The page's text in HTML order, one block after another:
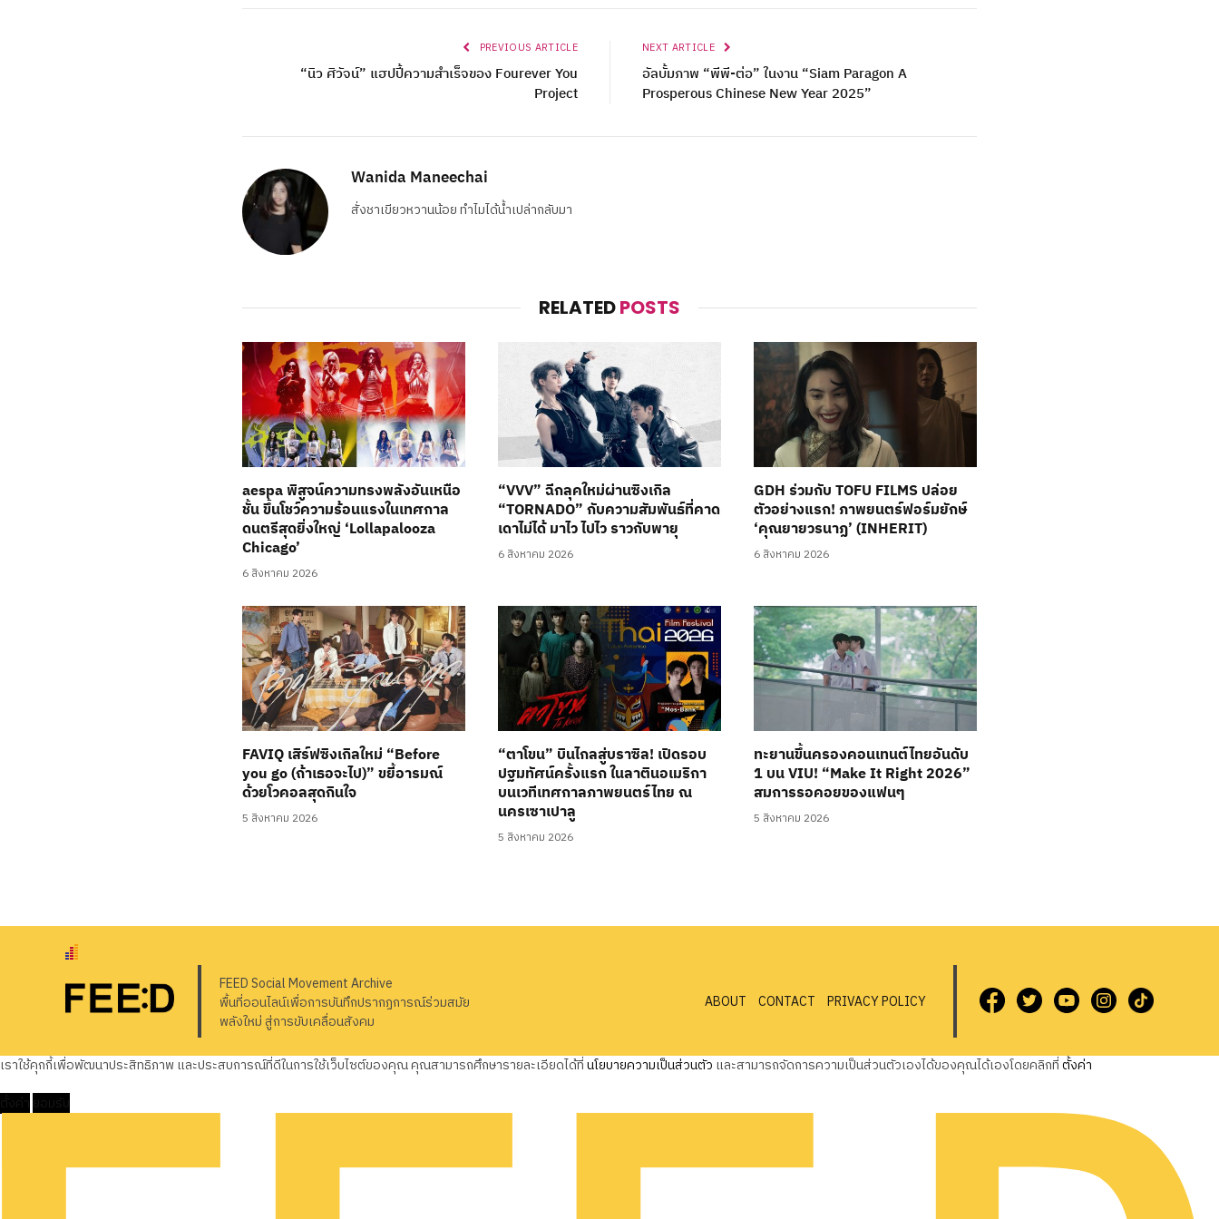
PREVIOUS ARTICLE
“นิว ศิวัจน์” แฮปปี้ความสำเร็จของ Fourever You
Project
NEXT ARTICLE
อัลบั้มภาพ “พีพี-ต่อ” ในงาน “Siam Paragon A
Prosperous Chinese New Year 2025”
Wanida Maneechai
สั่งชาเขียวหวานน้อย ทำไมได้น้ำเปล่ากลับมา
RELATEDPOSTS
aespa พิสูจน์ความทรงพลังอันเหนือ
ชั้น ขึ้นโชว์ความร้อนแรงในเทศกาล
ดนตรีสุดยิ่งใหญ่ ‘Lollapalooza
Chicago’
6 สิงหาคม 2026
“VVV” ฉีกลุคใหม่ผ่านซิงเกิล
“TORNADO” กับความสัมพันธ์ที่คาด
เดาไม่ได้ มาไว ไปไว ราวกับพายุ
6 สิงหาคม 2026
GDH ร่วมกับ TOFU FILMS ปล่อย
ตัวอย่างแรก! ภาพยนตร์ฟอร์มยักษ์
‘คุณยายวรนาฏ’ (INHERIT)
6 สิงหาคม 2026
FAVIQ เสิร์ฟซิงเกิลใหม่ “Before
you go (ถ้าเธอจะไป)” ขยี้อารมณ์
ด้วยโวคอลสุดกินใจ
5 สิงหาคม 2026
“ตาโขน” บินไกลสู่บราซิล! เปิดรอบ
ปฐมทัศน์ครั้งแรก ในลาตินอเมริกา
บนเวทีเทศกาลภาพยนตร์ไทย ณ
นครเซาเปาลู
5 สิงหาคม 2026
ทะยานขึ้นครองคอนเทนต์ไทยอันดับ
1 บน VIU! “Make It Right 2026”
สมการรอคอยของแฟนๆ
5 สิงหาคม 2026
FEED Social Movement Archive
พื้นที่ออนไลน์เพื่อการบันทึกปรากฏการณ์ร่วมสมัย
พลังใหม่ สู่การขับเคลื่อนสังคม
ABOUT CONTACT PRIVACY POLICY
เราใช้คุกกี้เพื่อพัฒนาประสิทธิภาพ และประสบการณ์ที่ดีในการใช้เว็บไซต์ของคุณ คุณสามารถศึกษารายละเอียดได้ที่นโยบายความเป็นส่วนตัว และสามารถจัดการความเป็นส่วนตัวเองได้ของคุณได้เองโดยคลิกที่ตั้งค่า